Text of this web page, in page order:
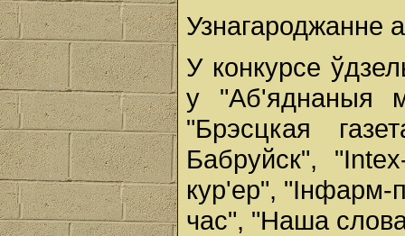
Узнагароджанне
У конкурсе
у "Аб'яднаныя
"Брэсцкая
Бабруйск",
кур'ер", "Інфарм-
час", "Наша